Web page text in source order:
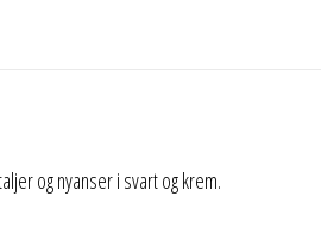
og nyanser i svart og krem.